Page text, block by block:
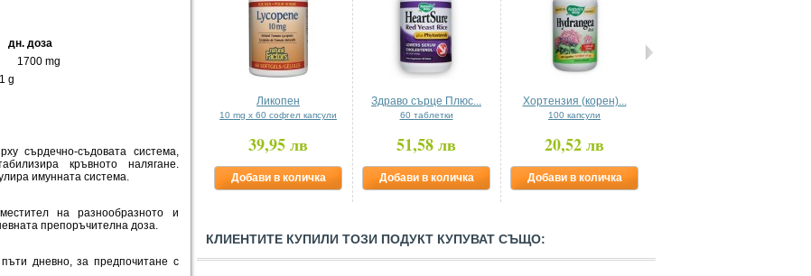
дн. доза
1700 mg
сърдечно-съдовата система,
кръвното налягане.
имунната система.
на разнообразното и
препоръчителна доза.
дневно, за предпочитане с
Ликопен
10 mg x 60 софгел капсули
39,95 лв
Добави в количка
Здраво сърце Плюс...
60 таблетки
51,58 лв
Добави в количка
Хортензия (корен)...
100 капсули
20,52 лв
Добави в количка
КЛИЕНТИТЕ КУПИЛИ ТОЗИ ПОДУКТ КУПУВАТ СЪЩО: